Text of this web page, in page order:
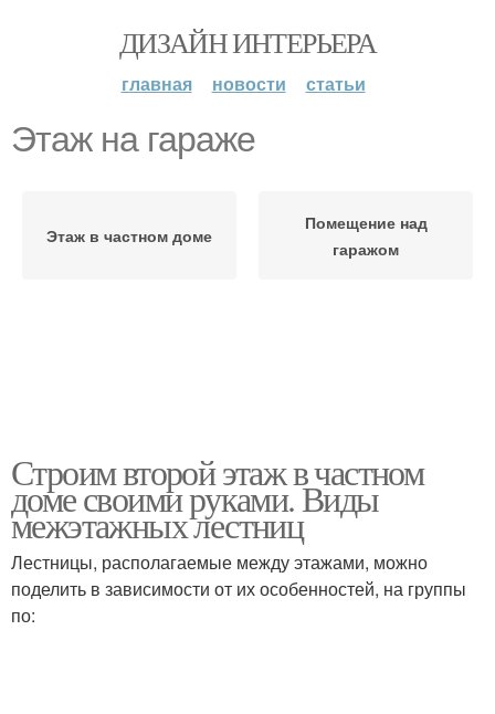
ДИЗАЙН ИНТЕРЬЕРА
главная новости статьи
Этаж на гараже
Этаж в частном доме
Помещение над
гаражом
Строим второй этаж в частном
доме своими руками. Виды
межэтажных лестниц
Лестницы, располагаемые между этажами, можно
поделить в зависимости от их особенностей, на группы
по: